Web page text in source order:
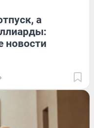
а
новости